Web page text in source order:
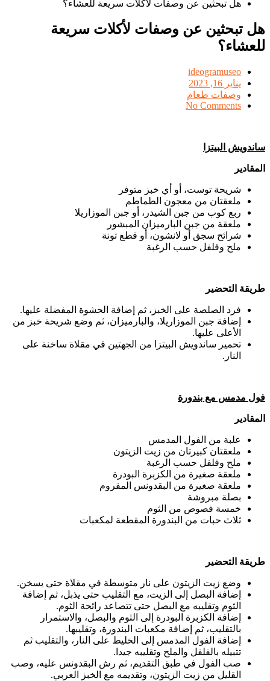
هل تبحثين عن وصفات لأكلات سريعة للعشاء؟
هل تبحثين عن وصفات لأكلات سريعة
للعشاء؟
ideogramuseo
Posted
on
يناير 16, 2023
وصفات طعام
No Comments
ساندويش البيتزا
المقادير
شريحة توست، أو أي خبز متوفر
ملعقتان من معجون الطماطم
ربع كوب من جبن الشيدر، أو جبن الموزاريلا
ملعقة من جبن البارميزان المبشور
شرائح سجق أو لانشون، أو قطع تونة
ملح وفلفل حسب الرغبة
طريقة التحضير
فرد الصلصة على الخبز، ثم إضافة الحشوة المفضلة عليها.
إضافة جبن الموزاريلا، والبارميزان، ثم وضع شريحة خبز من
الأعلى عليها.
تحمير ساندويش البيتزا من الجهتين في مقلاة ساخنة على
النار.
فول مدمس مع بندورة
المقادير
علبة من الفول المدمس
ملعقتان كبيرتان من زيت الزيتون
ملح وفلفل حسب الرغبة
ملعقة صغيرة من الكزبرة البودرة
ملعقة صغيرة من البقدونس المفروم
بصلة مبروشة
خمسة فصوص من الثوم
ثلاث حبات من البندورة المقطعة لمكعبات
طريقة التحضير
وضع زيت الزيتون على نار متوسطة في مقلاة حتى يسخن.
إضافة البصل إلى الزيت، مع التقليب حتى يذبل، ثم إضافة
الثوم وتقليبه مع البصل حتى تتصاعد رائحة الثوم.
إضافة الكزبرة البودرة إلى الثوم والبصل، والاستمرار
بالتقليب، ثم إضافة مكعبات البندورة، وتقليبها.
إضافة الفول المدمس إلى الخليط على النار، والتقليب ثم
تتبيله بالفلفل والملح وتقليبه جيدا.
صب الفول في طبق التقديم، ثم رش البقدونس عليه، وصب
القليل من زيت الزيتون، وتقديمه مع الخبز العربي.